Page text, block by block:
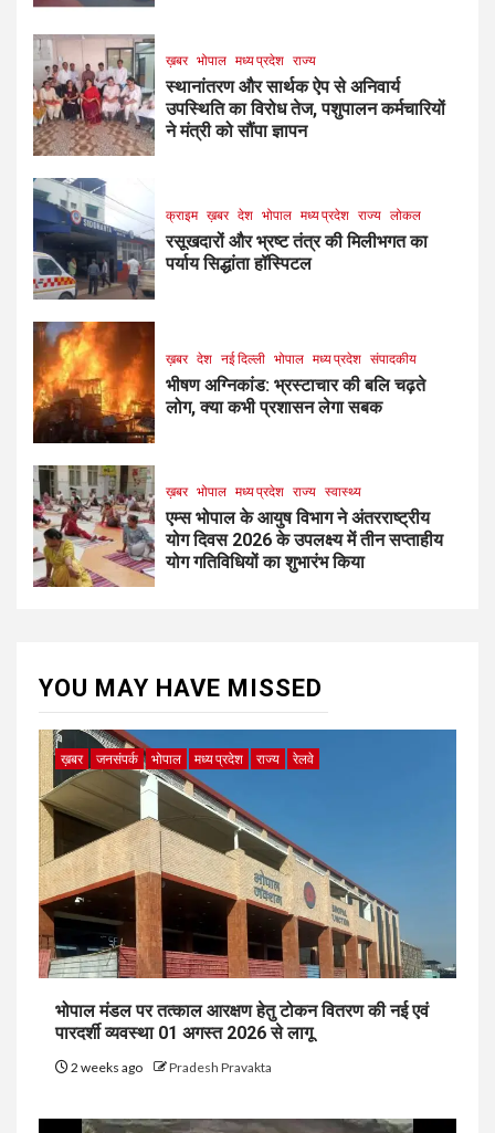
ख़बर भोपाल मध्य प्रदेश राज्य
स्थानांतरण और सार्थक ऐप से अनिवार्य
उपस्थिति का विरोध तेज, पशुपालन कर्मचारियों
ने मंत्री को सौंपा ज्ञापन
क्राइम ख़बर देश भोपाल मध्य प्रदेश राज्य लोकल
रसूखदारों और भ्रष्ट तंत्र की मिलीभगत का
पर्याय सिद्धांता हॉस्पिटल
ख़बर देश नई दिल्ली भोपाल मध्य प्रदेश संपादकीय
भीषण अग्निकांड: भ्रस्टाचार की बलि चढ़ते
लोग, क्या कभी प्रशासन लेगा सबक
ख़बर भोपाल मध्य प्रदेश राज्य स्वास्थ्य
एम्स भोपाल के आयुष विभाग ने अंतरराष्ट्रीय
योग दिवस 2026 के उपलक्ष्य में तीन सप्ताहीय
योग गतिविधियों का शुभारंभ किया
YOU MAY HAVE MISSED
ख़बर जनसंपर्क भोपाल मध्य प्रदेश राज्य रेलवे
भोपाल मंडल पर तत्काल आरक्षण हेतु टोकन वितरण की नई एवं
पारदर्शी व्यवस्था 01 अगस्त 2026 से लागू
2 weeks ago Pradesh Pravakta